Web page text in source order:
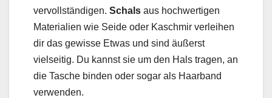
vervollständigen. Schals aus hochwertigen
Materialien wie Seide oder Kaschmir verleihen
dir das gewisse Etwas und sind äußerst
vielseitig. Du kannst sie um den Hals tragen, an
die Tasche binden oder sogar als Haarband
verwenden.